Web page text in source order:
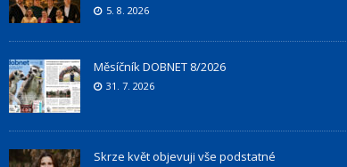
5. 8. 2026
Měsíčník DOBNET 8/2026
31. 7. 2026
Skrze květ objevuji vše podstatné